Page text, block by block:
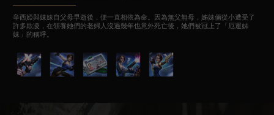
辛西婭與妹妹自父母早逝後，便一直相依為命。因為無父無母，姊妹倆從小遭受了
許多欺凌，在領養她們的老婦人沒過幾年也意外死亡後，她們被冠上了「厄運姊
妹」的稱呼。